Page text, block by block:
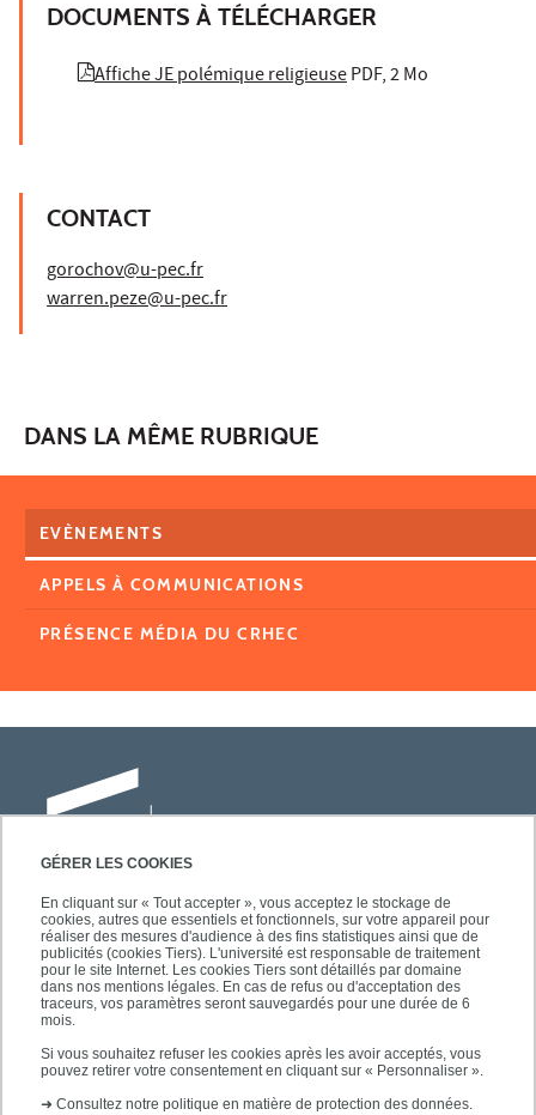
GÉRER LES COOKIES
En cliquant sur « Tout accepter », vous acceptez le stockage de
cookies, autres que essentiels et fonctionnels, sur votre appareil pour
réaliser des mesures d'audience à des fins statistiques ainsi que de
publicités (cookies Tiers). L'université est responsable de traitement
pour le site Internet. Les cookies Tiers sont détaillés par domaine
dans nos mentions légales. En cas de refus ou d'acceptation des
traceurs, vos paramètres seront sauvegardés pour une durée de 6
mois.
Si vous souhaitez refuser les cookies après les avoir acceptés, vous
pouvez retirer votre consentement en cliquant sur « Personnaliser ».
➜ Consultez notre politique en matière de protection des données.
DOCUMENTS À TÉLÉCHARGER
Affiche JE polémique religieusePDF, 2 Mo
CONTACT
gorochov@u-pec.fr
warren.peze@u-pec.fr
DANS LA MÊME RUBRIQUE
EVÈNEMENTS
APPELS À COMMUNICATIONS
PRÉSENCE MÉDIA DU CRHEC
Université Paris-Est Créteil
Faculté des lettres, langues et sciences
humaines
61, avenue du Général de Gaulle
94010 Créteil